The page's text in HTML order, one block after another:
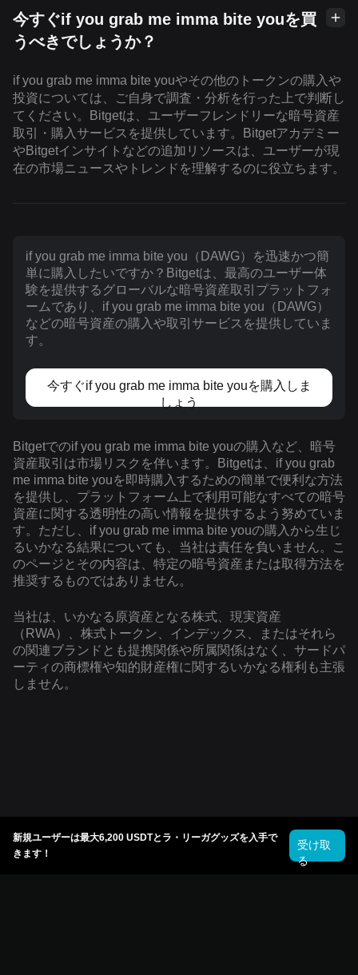
今すぐif you grab me imma bite youを買
うべきでしょうか？
if you grab me imma bite youやその他のトークンの購入や
投資については、ご自身で調査・分析を行った上で判断し
てください。Bitgetは、ユーザーフレンドリーな暗号資産
取引・購入サービスを提供しています。Bitgetアカデミー
やBitgetインサイトなどの追加リソースは、ユーザーが現
在の市場ニュースやトレンドを理解するのに役立ちます。
if you grab me imma bite you（DAWG）を迅速かつ簡
単に購入したいですか？Bitgetは、最高のユーザー体
験を提供するグローバルな暗号資産取引プラットフォ
ームであり、if you grab me imma bite you（DAWG）
などの暗号資産の購入や取引サービスを提供していま
す。
今すぐif you grab me imma bite youを購入しま
しょう
Bitgetでのif you grab me imma bite youの購入など、暗号
資産取引は市場リスクを伴います。Bitgetは、if you grab
me imma bite youを即時購入するための簡単で便利な方法
を提供し、プラットフォーム上で利用可能なすべての暗号
資産に関する透明性の高い情報を提供するよう努めていま
す。ただし、if you grab me imma bite youの購入から生じ
るいかなる結果についても、当社は責任を負いません。こ
のページとその内容は、特定の暗号資産または取得方法を
推奨するものではありません。
当社は、いかなる原資産となる株式、現実資産
（RWA）、株式トークン、インデックス、またはそれら
の関連ブランドとも提携関係や所属関係はなく、サードパ
ーティの商標権や知的財産権に関するいかなる権利も主張
しません。
新規ユーザーは最大6,200 USDTとラ・リーガグッズを入手で
きます！
受け取
る